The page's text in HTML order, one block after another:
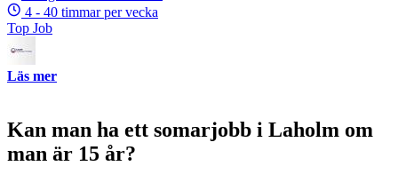
4 - 40 timmar per vecka
Top Job
Läs mer
Kan man ha ett somarjobb i Laholm om
man är 15 år?